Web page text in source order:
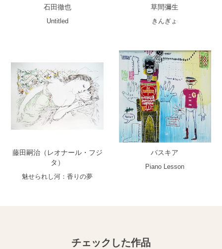
石田徹也
Untitled
草間彌生
きんぎょ
藤田嗣治（レオナール・フジ
タ）
魅せられし河：香りの夢
バスキア
Piano Lesson
チェックした作品